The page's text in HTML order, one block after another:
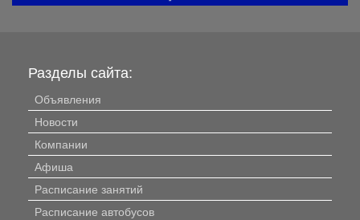
Разделы сайта:
Объявления
Новости
Компании
Афиша
Расписание занятий
Расписание автобусов